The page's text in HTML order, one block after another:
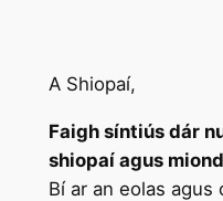
A Shiopaí,
Faigh síntiús dár
shiopaí agus
Bí ar an eolas